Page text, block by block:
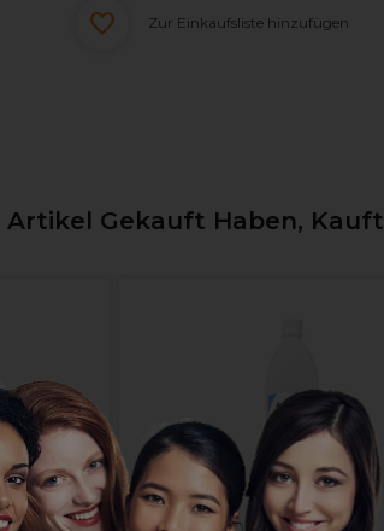
Zur Einkaufsliste hinzufügen
Artikel Gekauft Haben,